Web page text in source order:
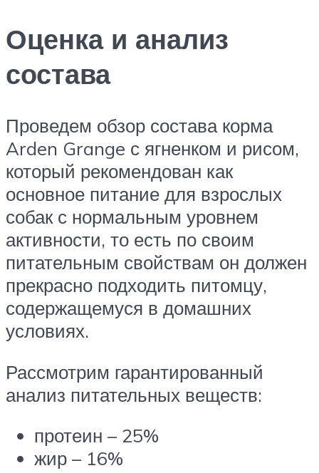
Оценка и анализ
состава
Проведем обзор состава корма
Arden Grange с ягненком и рисом,
который рекомендован как
основное питание для взрослых
собак с нормальным уровнем
активности, то есть по своим
питательным свойствам он должен
прекрасно подходить питомцу,
содержащемуся в домашних
условиях.
Рассмотрим гарантированный
анализ питательных веществ:
протеин – 25%
жир – 16%